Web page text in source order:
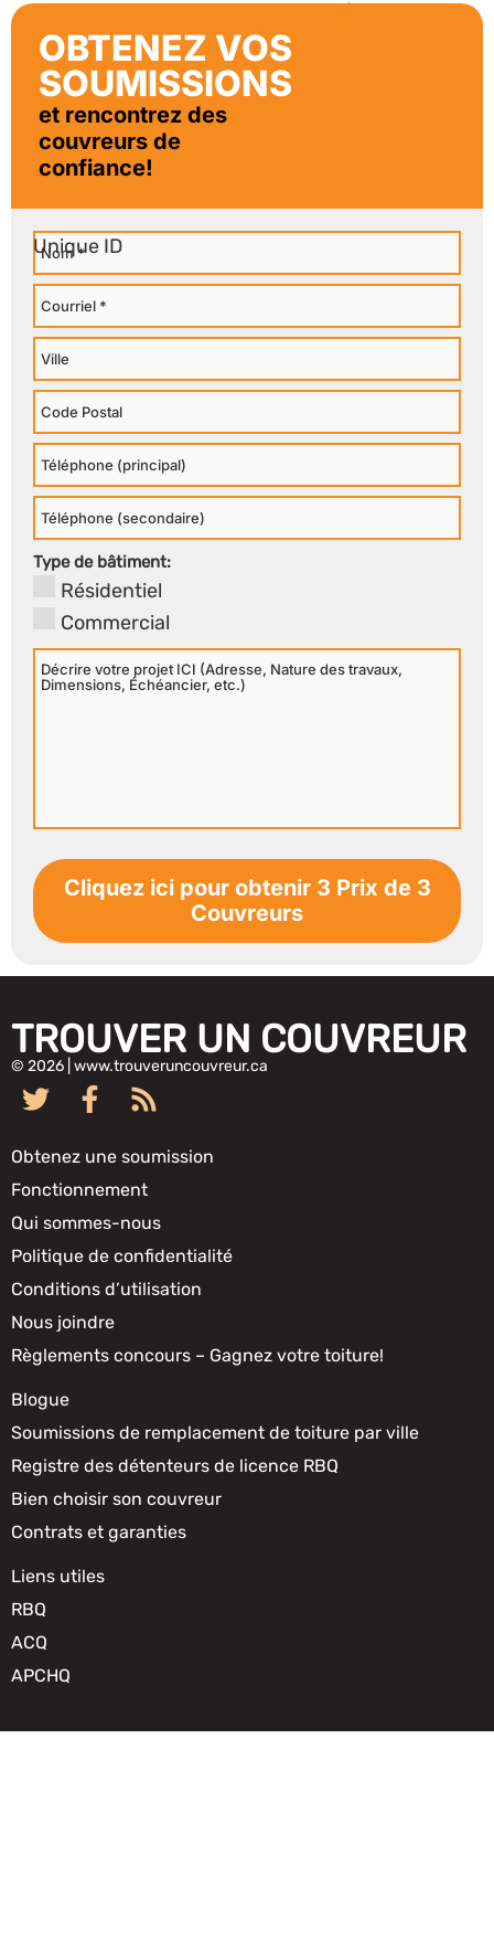
Westmount
OBTENEZ VOS
SOUMISSIONS
et rencontrez des
couvreurs de
confiance!
Nom
Courriel
Ville
Code
Postal
Téléphone
Principal
Téléphone
Secondaire
Type de bâtiment:
Résidentiel
Commercial
Décrire
votre
TROUVER UN COUVREUR
© 2026 | www.trouveruncouvreur.ca
Obtenez une soumission
Fonctionnement
Qui sommes-nous
Politique de confidentialité
Conditions d’utilisation
Nous joindre
Règlements concours – Gagnez votre toiture!
Blogue
Soumissions de remplacement de toiture par ville
Registre des détenteurs de licence RBQ
Bien choisir son couvreur
Contrats et garanties
Liens utiles
RBQ
ACQ
APCHQ